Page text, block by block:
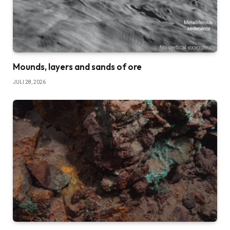
Mounds, layers and sands of ore
JULI 28, 2026